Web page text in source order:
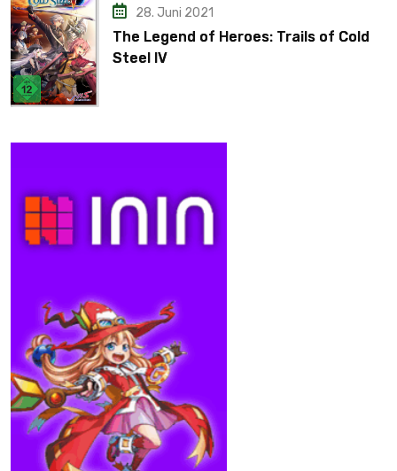
28. Juni 2021
The Legend of Heroes: Trails of Cold
Steel IV